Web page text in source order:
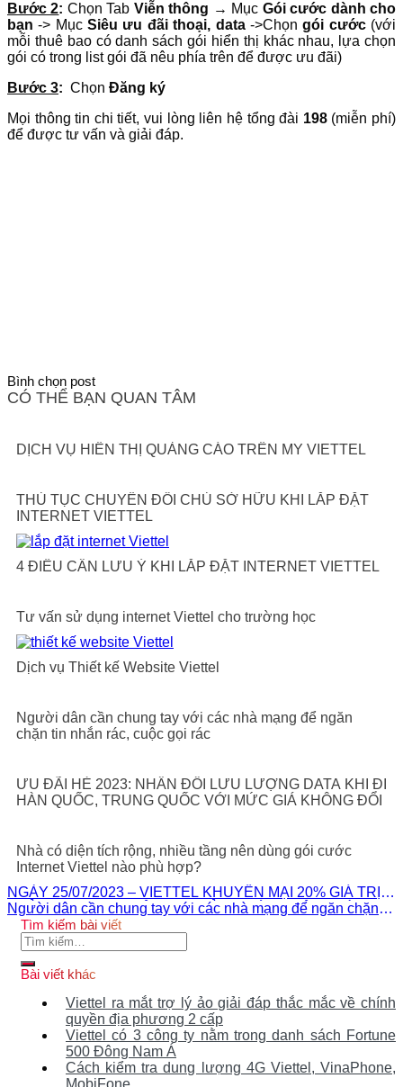
Bước 2: Chọn Tab Viễn thông → Mục Gói cước dành cho
bạn -> MụcSiêu ưu đãi thoại, data->Chọngói cước(với
mỗi thuê bao có danh sách gói hiển thị khác nhau, lựa chọn
gói có trong list gói đã nêu phía trên để được ưu đãi)
Bước 3: Chọn Đăng ký
Mọi thông tin chi tiết, vui lòng liên hệ tổng đài 198(miễn phí)
để được tư vấn và giải đáp.
Bình chọn post
CÓ THỂ BẠN QUAN TÂM
DỊCH VỤ HIỂN THỊ QUẢNG CÁO TRÊN MY VIETTEL
THỦ TỤC CHUYỂN ĐỔI CHỦ SỞ HỮU KHI LẮP ĐẶT
INTERNET VIETTEL
4 ĐIỀU CẦN LƯU Ý KHI LẮP ĐẶT INTERNET VIETTEL
Tư vấn sử dụng internet Viettel cho trường học
Dịch vụ Thiết kế Website Viettel
Người dân cần chung tay với các nhà mạng để ngăn
chặn tin nhắn rác, cuộc gọi rác
ƯU ĐÃI HÈ 2023: NHÂN ĐÔI LƯU LƯỢNG DATA KHI ĐI
HÀN QUỐC, TRUNG QUỐC VỚI MỨC GIÁ KHÔNG ĐỔI
Nhà có diện tích rộng, nhiều tầng nên dùng gói cước
Internet Viettel nào phù hợp?
NGÀY 25/07/2023 – VIETTEL KHUYẾN MẠI 20% GIÁ TRỊ
THẺ NẠP CHO THUÊ BAO TRẢ TRƯỚC TRÊN TOÀN
QUỐC
Người dân cần chung tay với các nhà mạng để ngăn chặn
tin nhắn rác, cuộc gọi rác
Tìm kiếm bài viết
Tìm
kiếm:
Bài viết khác
Viettel ra mắt trợ lý ảo giải đáp thắc mắc về chính
quyền địa phương 2 cấp
Viettel có 3 công ty nằm trong danh sách Fortune
500 Đông Nam Á
Cách kiểm tra dung lượng 4G Viettel, VinaPhone,